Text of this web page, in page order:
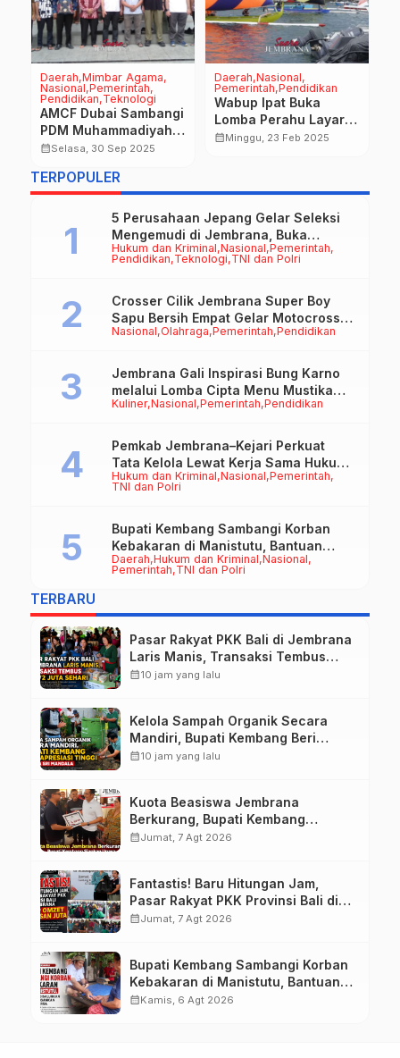
Daerah Mimbar Agama
Nasional Pemerintah
Pendidikan Teknologi
AMCF Dubai Sambangi
PDM Muhammadiyah
Jembrana Eratkan
calendar_monthSelasa, 30 Sep 2025
Daerah Nasional
Pemerintah Pendidikan
Wabup Ipat Buka
Lomba Perahu Layar di
Teluk Gilimanuk
calendar_monthMinggu, 23 Feb 2025
TERPOPULER
Hukum dan Kriminal Nasional Pemerintah
Pendidikan Teknologi TNI dan Polri
5 Perusahaan Jepang Gelar Seleksi
Mengemudi di Jembrana, Buka
Peluang Kerja bagi Calon PMI
Nasional Olahraga Pemerintah Pendidikan
Crosser Cilik Jembrana Super Boy
Sapu Bersih Empat Gelar Motocross
50cc
Kuliner Nasional Pemerintah Pendidikan
Jembrana Gali Inspirasi Bung Karno
melalui Lomba Cipta Menu Mustika
Rasa
Hukum dan Kriminal Nasional Pemerintah
TNI dan Polri
Pemkab Jembrana–Kejari Perkuat
Tata Kelola Lewat Kerja Sama Hukum
Datun
Daerah Hukum dan Kriminal Nasional
Pemerintah TNI dan Polri
Bupati Kembang Sambangi Korban
Kebakaran di Manistutu, Bantuan
Disalurkan untuk Ringankan Beban
TERBARU
Pasar Rakyat PKK Bali di Jembrana
Laris Manis, Transaksi Tembus
Rp.672 Juta Sehari
calendar_month10 jam yang lalu
Kelola Sampah Organik Secara
Mandiri, Bupati Kembang Beri
Apresiasi Tinggi Warga Sri
calendar_month10 jam yang lalu
Kuota Beasiswa Jembrana
Berkurang, Bupati Kembang
Siapkan Upaya Penambahan di
calendar_monthJumat, 7 Agt 2026
Fantastis! Baru Hitungan Jam,
Pasar Rakyat PKK Provinsi Bali di
Jembrana Raup Omzet Ratusan
calendar_monthJumat, 7 Agt 2026
Bupati Kembang Sambangi Korban
Kebakaran di Manistutu, Bantuan
Disalurkan untuk Ringankan Beban
calendar_monthKamis, 6 Agt 2026